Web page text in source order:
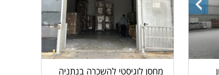
התמונה
הקודמת
מחסן לוגיסטי להשכרה בנתניה